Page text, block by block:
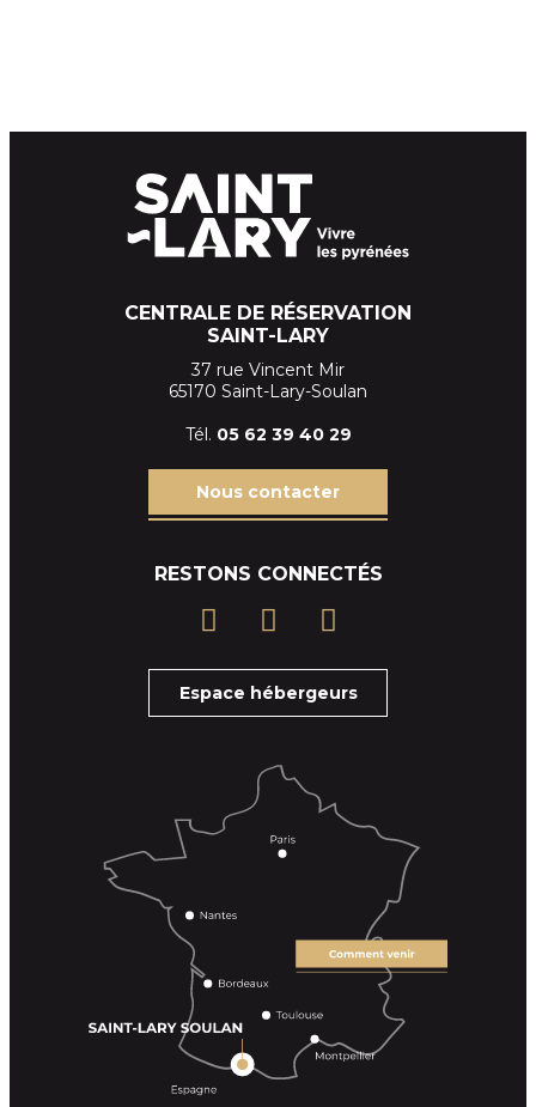
CENTRALE DE RÉSERVATION
SAINT-LARY
37 rue Vincent Mir
65170 Saint-Lary-Soulan
Tél. 05 62 39 40 29
Nous contacter
RESTONS CONNECTÉS
Espace hébergeurs